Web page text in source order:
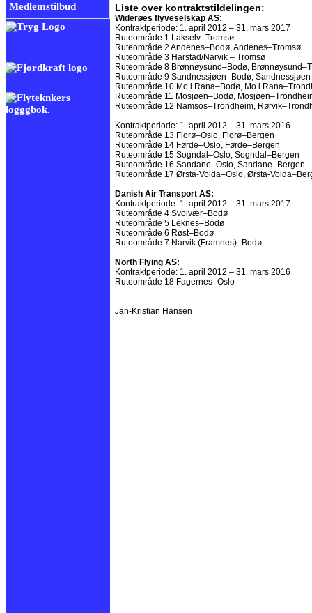
Medlemstilbud Liste over kontraktstildelingen:
Widerøes flyveselskap AS:
Kontraktperiode: 1. april 2012 – 31. mars 2017
Ruteområde 1 Lakselv–Tromsø
Ruteområde 2 Andenes–Bodø, Andenes–Tromsø
Ruteområde 3 Harstad/Narvik – Tromsø
Ruteområde 8 Brønnøysund–Bodø,
Ruteområde 9 Sandnessjøen–Bodø,
Ruteområde 10 Mo i Rana–Bodø, Mo i
Ruteområde 11 Mosjøen–Bodø,
Ruteområde 12 Namsos–Trondheim,
Kontraktperiode: 1. april 2012 – 31. mars 2016
Ruteområde 13 Florø–Oslo, Florø–Bergen
Ruteområde 14 Førde–Oslo, Førde–Bergen
Ruteområde 15 Sogndal–Oslo, Sogndal–Bergen
Ruteområde 16 Sandane–Oslo, Sandane–Bergen
Ruteområde 17 Ørsta-Volda–Oslo, Ørsta-
Danish Air Transport AS:
Kontraktperiode: 1. april 2012 – 31. mars 2017
Ruteområde 4 Svolvær–Bodø
Ruteområde 5 Leknes–Bodø
Ruteområde 6 Røst–Bodø
Ruteområde 7 Narvik (Framnes)–Bodø
North Flying AS:
Kontraktperiode: 1. april 2012 – 31. mars 2016
Ruteområde 18 Fagernes–Oslo
Jan-Kristian Hansen